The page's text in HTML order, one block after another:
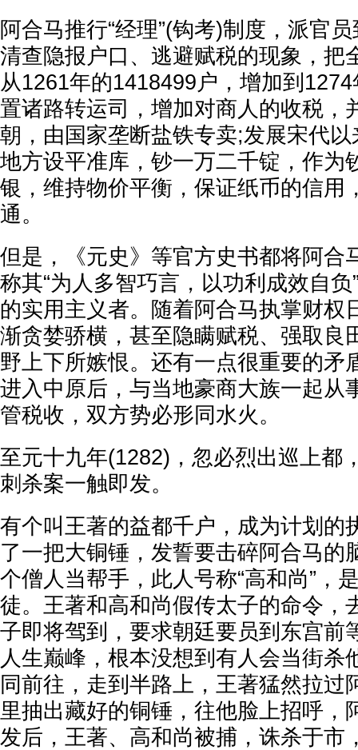
阿合马推行“经理”(钩考)制度，派官
清查隐报户口、逃避赋税的现象，把
从1261年的1418499户，增加到
置诸路转运司，增加对商人的收税，
朝，由国家垄断盐铁专卖;发展宋代
地方设平准库，钞一万二千锭，作为
银，维持物价平衡，保证纸币的信用
通。
但是，《元史》等官方史书都将阿合
称其“为人多智巧言，以功利成效自
的实用主义者。随着阿合马执掌财权
渐贪婪骄横，甚至隐瞒赋税、强取良
野上下所嫉恨。还有一点很重要的矛
进入中原后，与当地豪商大族一起从
管税收，双方势必形同水火。
至元十九年(1282)，忽必烈出巡上都
刺杀案一触即发。
有个叫王著的益都千户，成为计划的
了一把大铜锤，发誓要击碎阿合马的
个僧人当帮手，此人号称“高和尚”，
徒。王著和高和尚假传太子的命令，
子即将驾到，要求朝廷要员到东宫前
人生巅峰，根本没想到有人会当街杀
同前往，走到半路上，王著猛然拉过
里抽出藏好的铜锤，往他脸上招呼，
发后，王著、高和尚被捕，诛杀于市